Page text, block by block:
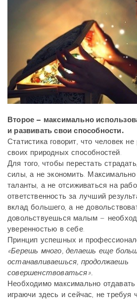
Второе – максимально
и развивать свои способности.
Статистика говорит, что человек
своих природных способностей.
Для того, чтобы перестать
силы, а не экономить.
таланты, а не отсиживаться на
ответственность за лучший
вклад большего, а не
довольствуешься малым –
уверенностью в себе.
Принцип успешных и
«Берешь много, делаешь еще
останавливаешься, продолжаешь
совершенствоваться».
Необходимо максимально отдавать
играючи здесь и сейчас, не требуя